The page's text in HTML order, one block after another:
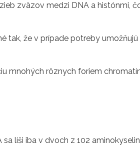
zväzov medzi DNA a histónmi,
tak, že v prípade potreby
mnohých rôznych foriem
líši iba v dvoch z 102